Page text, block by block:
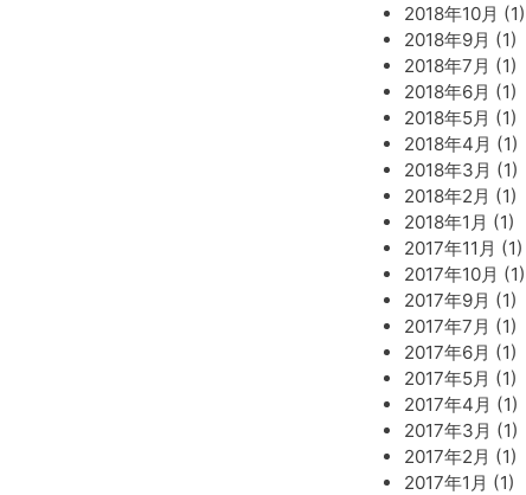
2018年10月 (1)
2018年9月 (1)
2018年7月 (1)
2018年6月 (1)
2018年5月 (1)
2018年4月 (1)
2018年3月 (1)
2018年2月 (1)
2018年1月 (1)
2017年11月 (1)
2017年10月 (1)
2017年9月 (1)
2017年7月 (1)
2017年6月 (1)
2017年5月 (1)
2017年4月 (1)
2017年3月 (1)
2017年2月 (1)
2017年1月 (1)